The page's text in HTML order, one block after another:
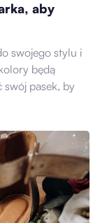
aby
swojego stylu i
będą
swój pasek, by